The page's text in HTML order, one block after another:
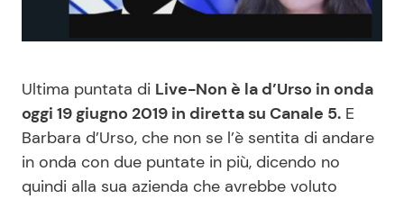
Moda e Style
Mondo Mamma
News benessere
Dolci
Le Ricette in TV
Primi Piatti
Ultima puntata di Live-Non è la d’Urso in onda
oggi 19 giugno 2019 in diretta su Canale 5. E
Barbara d’Urso, che non se l’è sentita di andare
in onda con due puntate in più, dicendo no
quindi alla sua azienda che avrebbe voluto